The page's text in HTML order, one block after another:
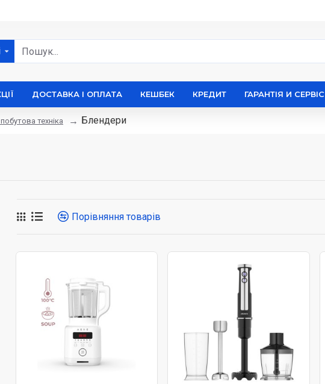
ДОСТАВКА І ОПЛАТА КЕШБЕК КРЕДИТ ГАРАНТІЯ И СЕРВІС
техніка Блендери
Порівняння товарів